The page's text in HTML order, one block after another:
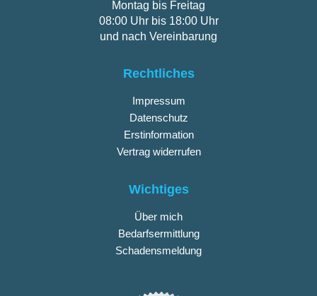
Montag bis Freitag
08:00 Uhr bis 18:00 Uhr
und nach Vereinbarung
Rechtliches
Impressum
Datenschutz
Erstinformation
Vertrag widerrufen
Wichtiges
Über mich
Bedarfsermittlung
Schadensmeldung